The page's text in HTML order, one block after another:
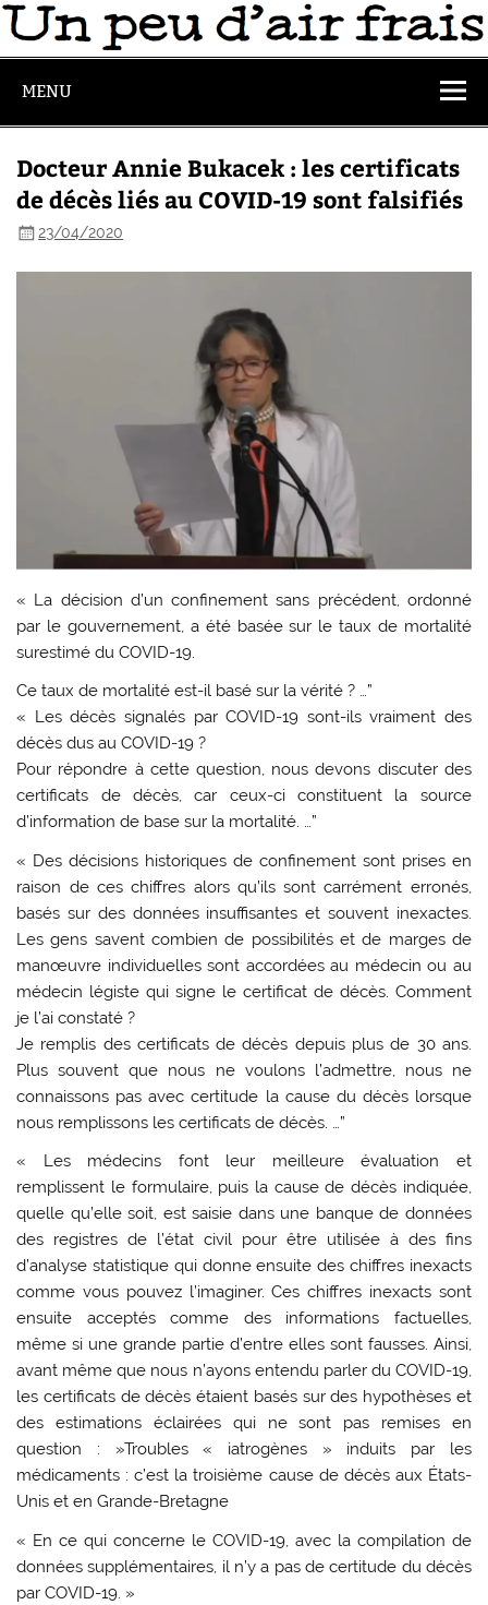
MENU
Docteur Annie Bukacek : les certificats
de décès liés au COVID-19 sont falsifiés
23/04/2020
« La décision d’un confinement sans précédent, ordonné
par le gouvernement, a été basée sur le taux de mortalité
surestimé du COVID-19.
Ce taux de mortalité est-il basé sur la vérité ? …”
« Les décès signalés par COVID-19 sont-ils vraiment des
décès dus au COVID-19 ?
Pour répondre à cette question, nous devons discuter des
certificats de décès, car ceux-ci constituent la source
d’information de base sur la mortalité. …”
« Des décisions historiques de confinement sont prises en
raison de ces chiffres alors qu’ils sont carrément erronés,
basés sur des données insuffisantes et souvent inexactes.
Les gens savent combien de possibilités et de marges de
manœuvre individuelles sont accordées au médecin ou au
médecin légiste qui signe le certificat de décès. Comment
je l’ai constaté ?
Je remplis des certificats de décès depuis plus de 30 ans.
Plus souvent que nous ne voulons l’admettre, nous ne
connaissons pas avec certitude la cause du décès lorsque
nous remplissons les certificats de décès. …”
« Les médecins font leur meilleure évaluation et
remplissent le formulaire, puis la cause de décès indiquée,
quelle qu’elle soit, est saisie dans une banque de données
des registres de l’état civil pour être utilisée à des fins
d’analyse statistique qui donne ensuite des chiffres inexacts
comme vous pouvez l’imaginer. Ces chiffres inexacts sont
ensuite acceptés comme des informations factuelles,
même si une grande partie d’entre elles sont fausses. Ainsi,
avant même que nous n’ayons entendu parler du COVID-19,
les certificats de décès étaient basés sur des hypothèses et
des estimations éclairées qui ne sont pas remises en
question : »Troubles « iatrogènes » induits par les
médicaments : c’est la troisième cause de décès aux États-
Unis et en Grande-Bretagne
« En ce qui concerne le COVID-19, avec la compilation de
données supplémentaires, il n’y a pas de certitude du décès
par COVID-19. »